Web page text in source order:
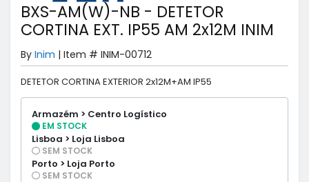
BXS-AM(W)-NB - DETETOR
CORTINA EXT. IP55 AM 2x12M INIM
By Inim | Item # INIM-00712
DETETOR CORTINA EXTERIOR 2x12M+AM IP55
Armazém > Centro Logístico
EM STOCK
Lisboa > Loja Lisboa
SEM STOCK
Porto > Loja Porto
SEM STOCK